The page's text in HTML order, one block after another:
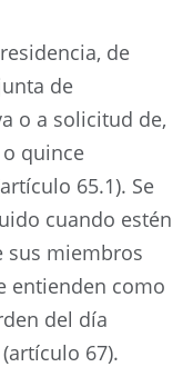
de
de
o a solicitud de,
quince
65.1). Se
cuando estén
sus miembros
entienden como
del día
67).